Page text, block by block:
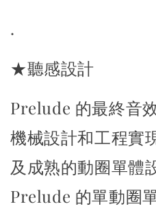
.
★聽感設計
Prelude 的最終音
機械設計和工程實
及成熟的動圈單體
Prelude 的單動圈